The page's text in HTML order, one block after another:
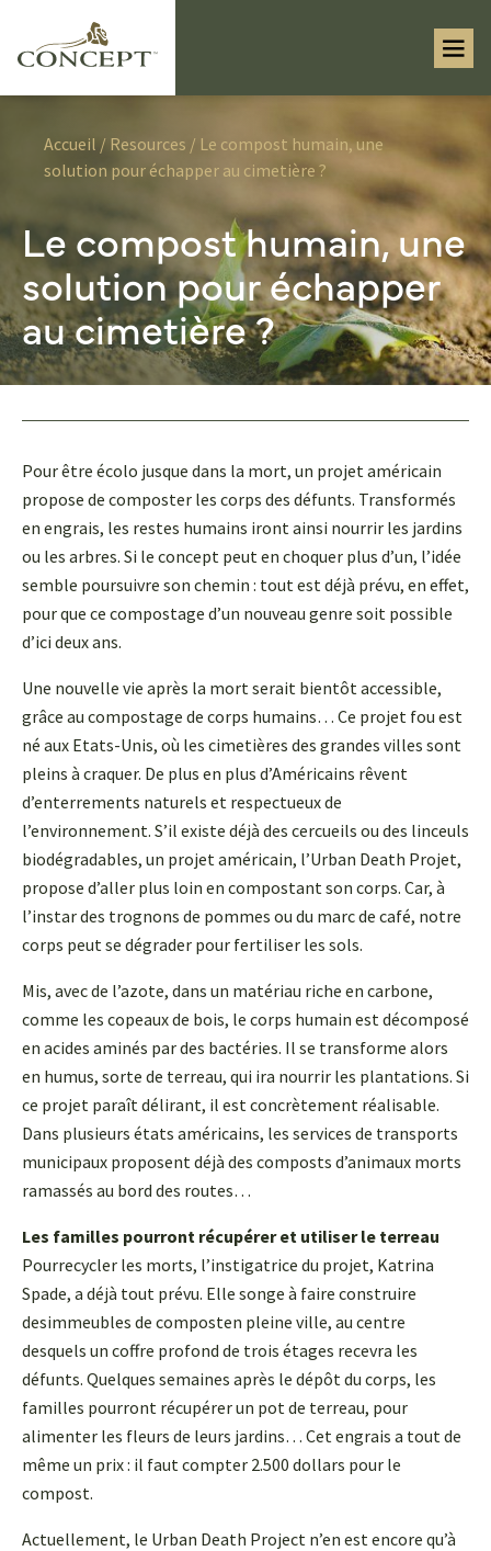
Accueil / Resources / Le compost humain, une
solution pour échapper au cimetière ?
Le compost humain, une
solution pour échapper
au cimetière ?
Pour être écolo jusque dans la mort, un projet américain
propose de composter les corps des défunts. Transformés
en engrais, les restes humains iront ainsi nourrir les jardins
ou les arbres. Si le concept peut en choquer plus d’un, l’idée
semble poursuivre son chemin : tout est déjà prévu, en effet,
pour que ce compostage d’un nouveau genre soit possible
d’ici deux ans.
Une nouvelle vie après la mort serait bientôt accessible,
grâce au compostage de corps humains… Ce projet fou est
né aux Etats-Unis, où les cimetières des grandes villes sont
pleins à craquer. De plus en plus d’Américains rêvent
d’enterrements naturels et respectueux de
l’environnement. S’il existe déjà des cercueils ou des linceuls
biodégradables, un projet américain, l’Urban Death Projet,
propose d’aller plus loin en compostant son corps. Car, à
l’instar des trognons de pommes ou du marc de café, notre
corps peut se dégrader pour fertiliser les sols.
Mis, avec de l’azote, dans un matériau riche en carbone,
comme les copeaux de bois, le corps humain est décomposé
en acides aminés par des bactéries. Il se transforme alors
en humus, sorte de terreau, qui ira nourrir les plantations. Si
ce projet paraît délirant, il est concrètement réalisable.
Dans plusieurs états américains, les services de transports
municipaux proposent déjà des composts d’animaux morts
ramassés au bord des routes…
Les familles pourront récupérer et utiliser le terreau
Pourrecycler les morts, l’instigatrice du projet, Katrina
Spade, a déjà tout prévu. Elle songe à faire construire
desimmeubles de composten pleine ville, au centre
desquels un coffre profond de trois étages recevra les
défunts. Quelques semaines après le dépôt du corps, les
familles pourront récupérer un pot de terreau, pour
alimenter les fleurs de leurs jardins… Cet engrais a tout de
même un prix : il faut compter 2.500 dollars pour le
compost.
Actuellement, le Urban Death Project n’en est encore qu’à